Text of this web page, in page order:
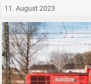
11. August 2023